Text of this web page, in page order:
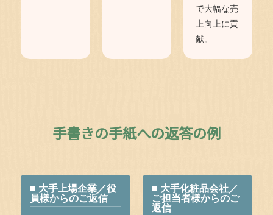
で大幅な売
上向上に貢
献。
手書きの手紙への返答の例
■ 大手上場企業／役
員様からのご返信
■ 大手化粧品会社／
ご担当者様からのご
返信